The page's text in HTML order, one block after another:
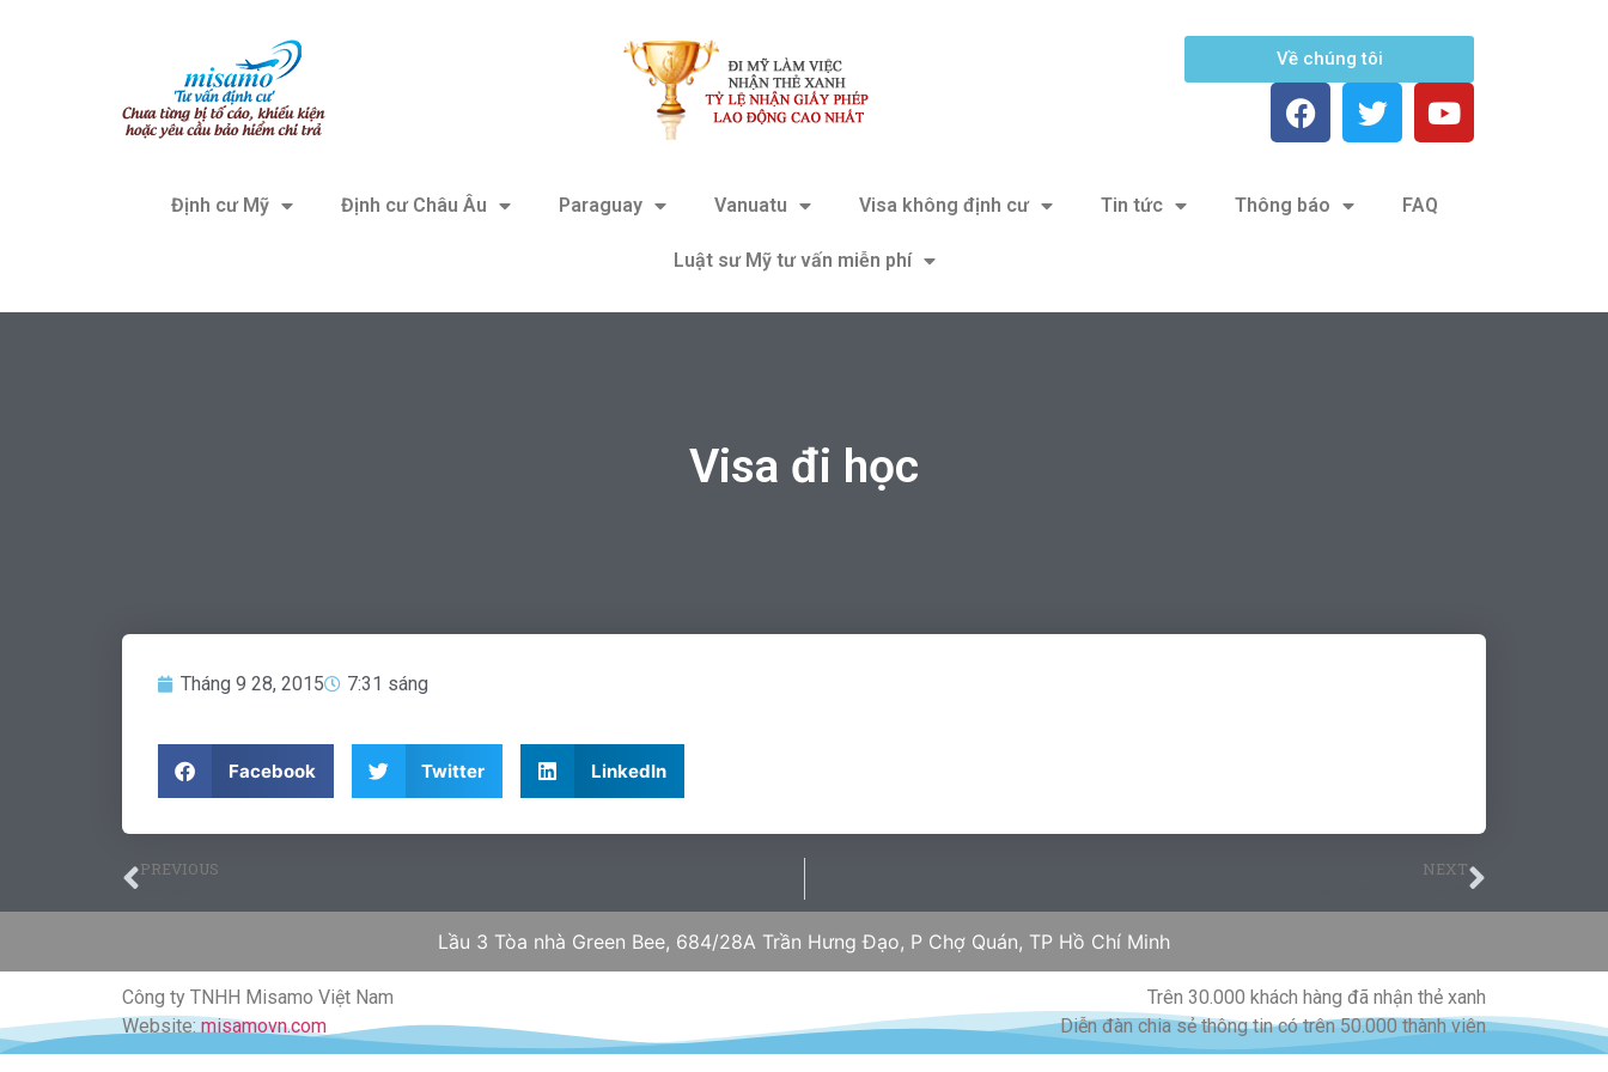
Về chúng tôi
Định cư Mỹ Định cư Châu Âu Paraguay Vanuatu Visa không định cư Tin tức Thông báo FAQ
Luật sư Mỹ tư vấn miễn phí
Visa đi học
Tháng 9 28, 2015 7:31 sáng
Facebook Twitter LinkedIn
PREVIOUS NEXT
Lầu 3 Tòa nhà Green Bee, 684/28A Trần Hưng Đạo, P Chợ Quán, TP Hồ Chí Minh
Công ty TNHH Misamo Việt Nam
Website:misamovn.com
Trên 30.000 khách hàng đã nhận thẻ xanh
Diễn đàn chia sẻ thông tin có trên 50.000 thành viên